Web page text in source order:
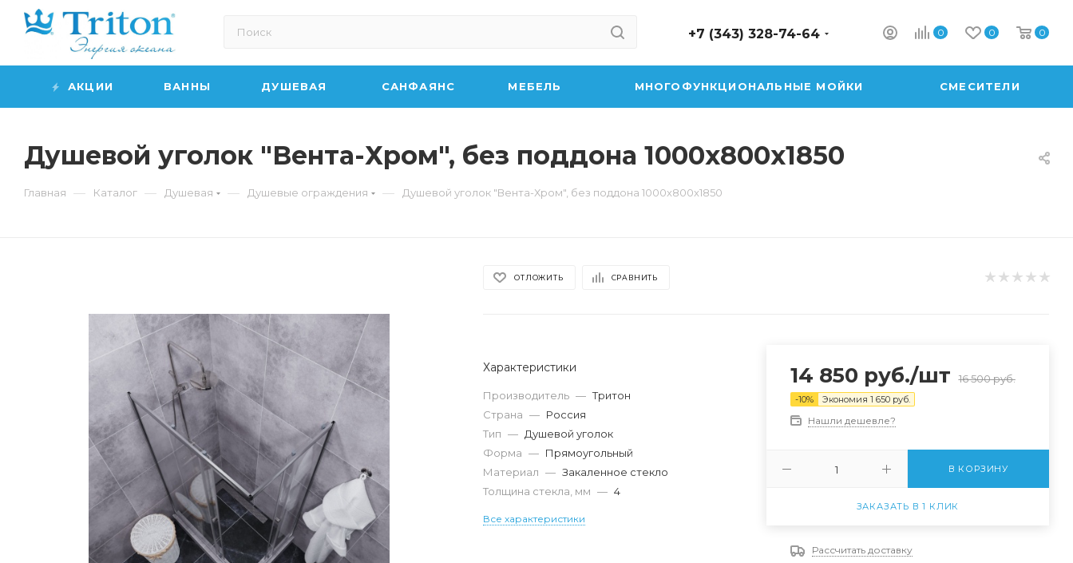
0 0 0
+7 (343) 328-74-64
АКЦИИ ВАННЫ ДУШЕВАЯ САНФАЯНС МЕБЕЛЬ МНОГОФУНКЦИОНАЛЬНЫЕ МОЙКИ СМЕСИТЕЛИ
Душевой уголок "Вента-Хром", без поддона 1000x800x1850
Главная — Каталог — Душевая — Душевые ограждения — Душевой уголок "Вента-Хром", без поддона 1000x800x1850
ОТЛОЖИТЬ СРАВНИТЬ
Характеристики
Производитель — Тритон
Страна — Россия
Тип — Душевой уголок
Форма — Прямоугольный
Материал — Закаленное стекло
Толщина стекла, мм — 4
Все характеристики
14 850 руб./шт 16 500руб.
-10% Экономия 1 650руб.
Нашли дешевле?
В КОРЗИНУ
ЗАКАЗАТЬ В 1 КЛИК
Рассчитать доставку